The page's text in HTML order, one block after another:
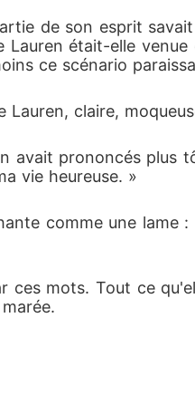
de son esprit
était-elle
ce scénario
claire,
avait prononcés plus
vie heureuse. »
comme une lame
ces mots. Tout ce